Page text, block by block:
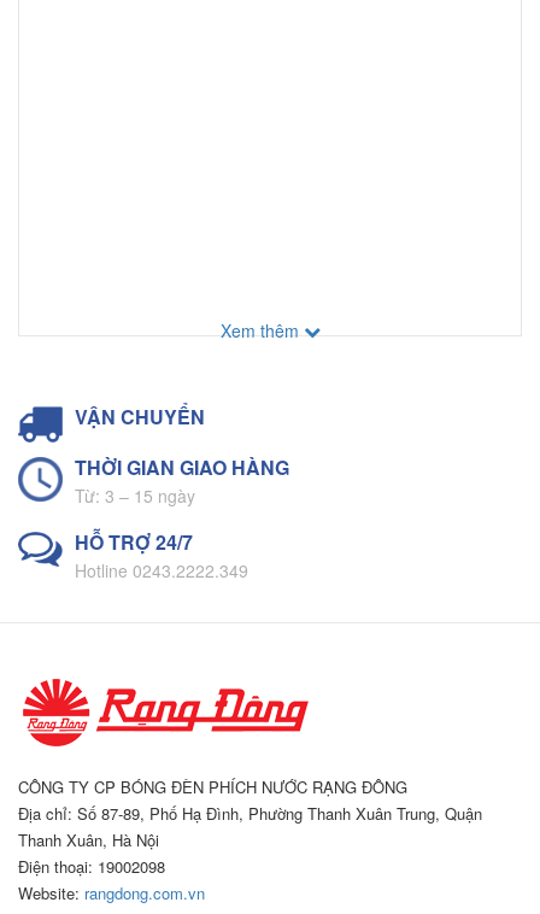
Xem thêm
VẬN CHUYỂN
THỜI GIAN GIAO HÀNG
Từ: 3 – 15 ngày
HỖ TRỢ 24/7
Hotline 0243.2222.349
CÔNG TY CP BÓNG ĐÈN PHÍCH NƯỚC RẠNG ĐÔNG
Địa chỉ: Số 87-89, Phố Hạ Đình, Phường Thanh Xuân Trung, Quận
Thanh Xuân, Hà Nội
Điện thoại: 19002098
Website: rangdong.com.vn